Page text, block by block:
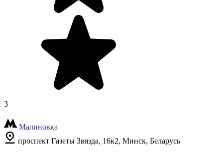
3
Малиновка
проспект Газеты Звязда, 16к2, Минск, Беларусь